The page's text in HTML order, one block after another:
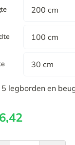
5 legborden en